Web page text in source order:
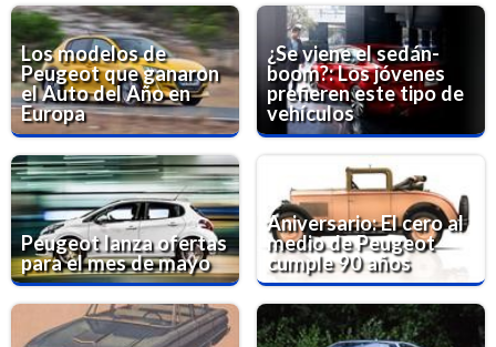
Los modelos de
Peugeot que ganaron
el Auto del Año en
Europa
¿Se viene el sedán-
boom?: Los jóvenes
prefieren este tipo de
vehículos
Peugeot lanza ofertas
para el mes de mayo
Aniversario: El cero al
medio de Peugeot
cumple 90 años